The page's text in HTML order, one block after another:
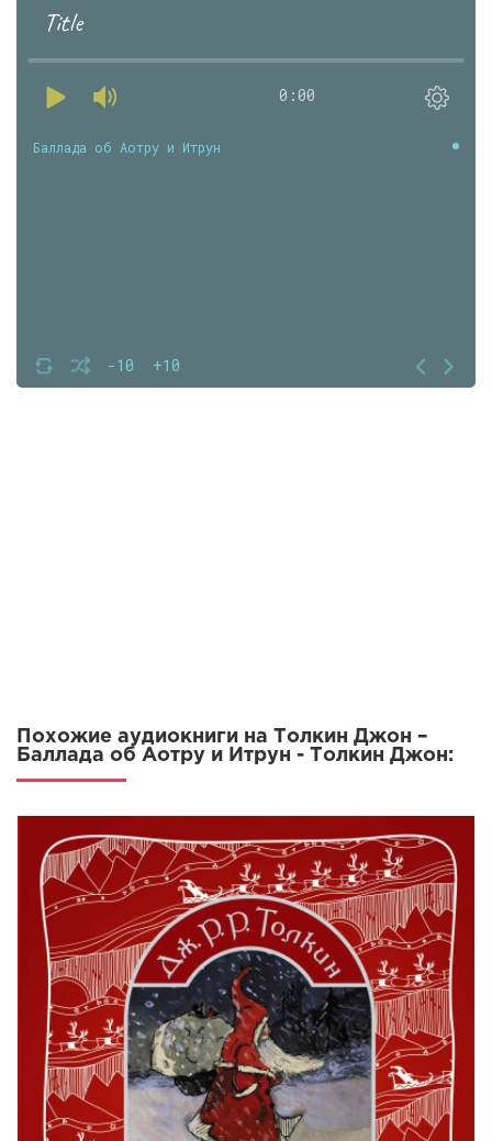
Title
0:00
-10 +10
Баллада об Аотру и Итрун
Похожие аудиокниги на Толкин Джон –
Баллада об Аотру и Итрун - Толкин Джон: